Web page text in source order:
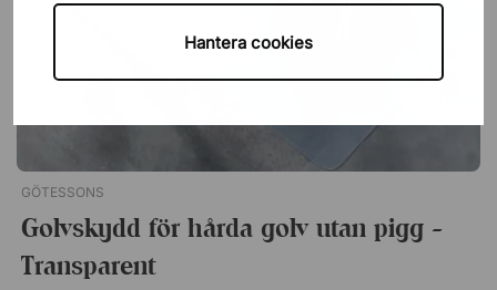
Hantera cookies
GÖTESSONS
Golvskydd för hårda golv utan pigg -
Transparent